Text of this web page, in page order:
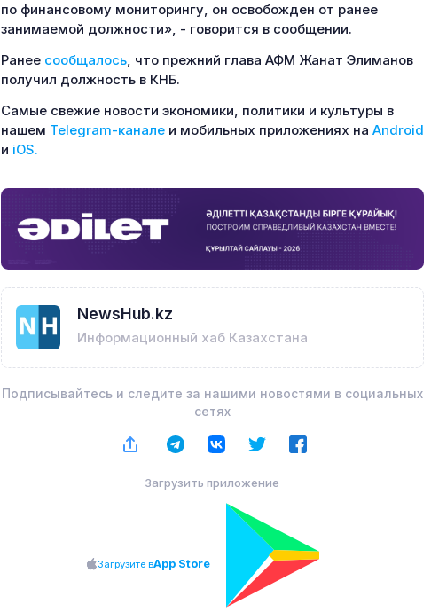
по финансовому мониторингу, он освобожден от ранее
занимаемой должности», - говорится в сообщении.
Ранее сообщалось, что прежний глава АФМ Жанат Элиманов
получил должность в КНБ.
Самые свежие новости экономики, политики и культуры в
нашем Telegram-каналеи мобильных приложениях на Android
и iOS.
NewsHub.kz
Информационный хаб Казахстана
Подписывайтесь и следите за нашими новостями в социальных
сетях
Загрузить приложение
Загрузите вApp Store